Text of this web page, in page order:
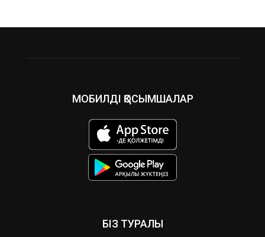
МОБИЛДІ ҚОСЫМШАЛАР
БІЗ ТУРАЛЫ